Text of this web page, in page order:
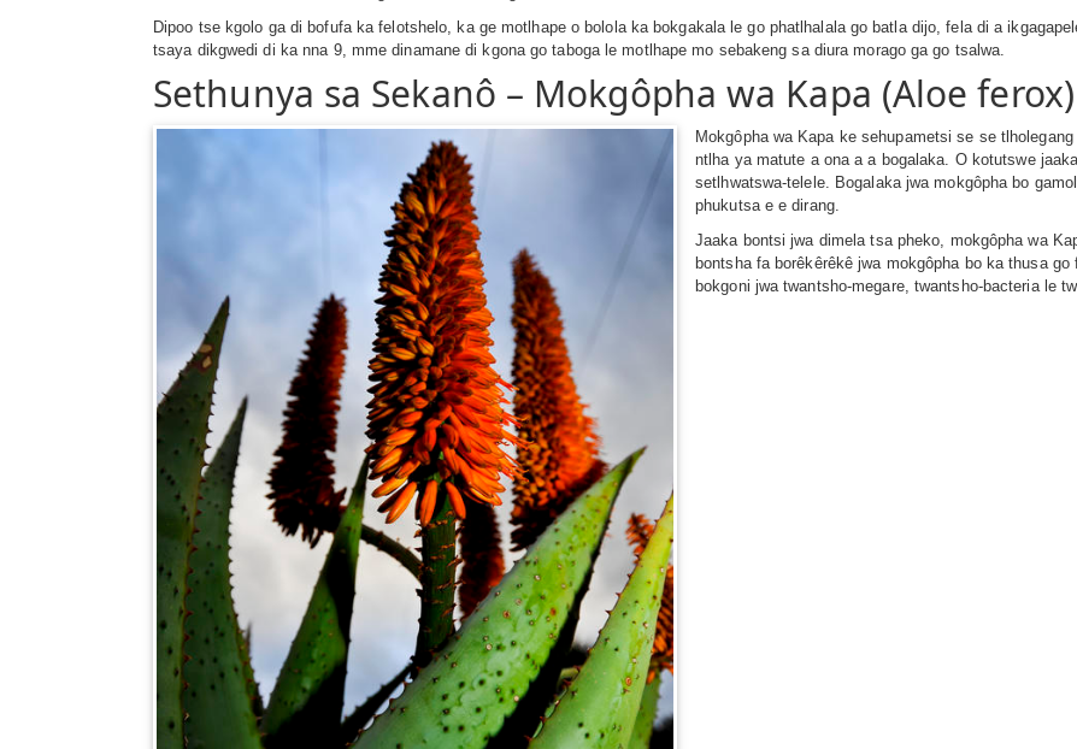
Dipoo tse kgolo ga di bofufa ka felotshelo, ka ge motlhape o bolola ka bokgakala le go phatlhalala go batla dijo, fela di a
tsaya dikgwedi di ka nna 9, mme dinamane di kgona go taboga le motlhape mo sebakeng sa diura morago ga go tsalwa.
Sethunya sa Sekanô – Mokgôpha wa Kapa (Aloe ferox)
Mokgôpha wa Kapa ke sehupametsi se se
ntlha ya matute a ona a a bogalaka. O kotutswe
setlhwatswa-telele. Bogalaka jwa mokgôpha bo
phukutsa e e dirang.
Jaaka bontsi jwa dimela tsa pheko, mokgôpha wa
bontsha fa borêkêrêkê jwa mokgôpha bo ka thusa
bokgoni jwa twantsho-megare, twantsho-bacteria le